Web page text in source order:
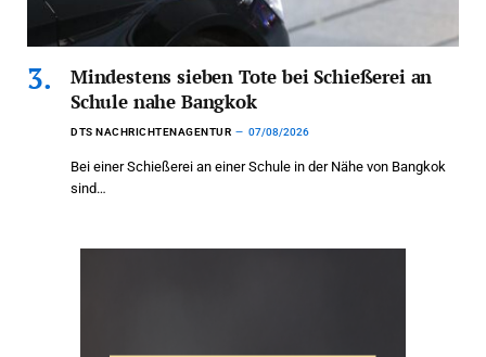
Mindestens sieben Tote bei Schießerei an
Schule nahe Bangkok
DTS NACHRICHTENAGENTUR 07/08/2026
Bei einer Schießerei an einer Schule in der Nähe von Bangkok
sind…